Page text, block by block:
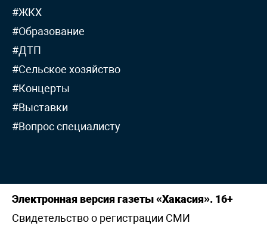
#ЖКХ
#Образование
#ДТП
#Сельское хозяйство
#Концерты
#Выставки
#Вопрос специалисту
Электронная версия газеты «Хакасия». 16+
Свидетельство о регистрации СМИ